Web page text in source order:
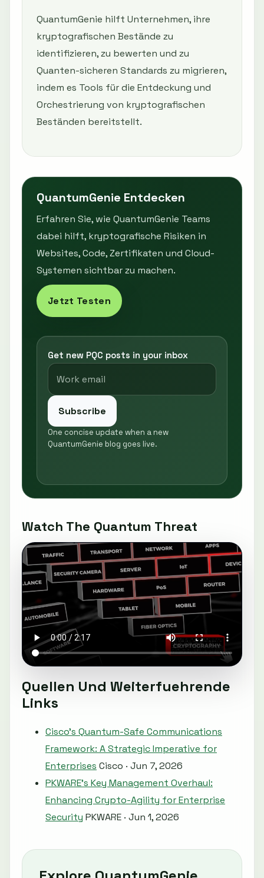
QuantumGenie hilft Unternehmen, ihre
kryptografischen Bestände zu
identifizieren, zu bewerten und zu
Quanten-sicheren Standards zu migrieren,
indem es Tools für die Entdeckung und
Orchestrierung von kryptografischen
Beständen bereitstellt.
QuantumGenie Entdecken
Erfahren Sie, wie QuantumGenie Teams
dabei hilft, kryptografische Risiken in
Websites, Code, Zertifikaten und Cloud-
Systemen sichtbar zu machen.
Jetzt Testen
Get new PQC posts in your inbox
Subscribe
One concise update when a new
QuantumGenie blog goes live.
Watch The Quantum Threat
Quellen Und Weiterfuehrende
Links
Cisco's Quantum-Safe Communications
Framework: A Strategic Imperative for
Enterprises Cisco · Jun 7, 2026
PKWARE's Key Management Overhaul:
Enhancing Crypto-Agility for Enterprise
Security PKWARE · Jun 1, 2026